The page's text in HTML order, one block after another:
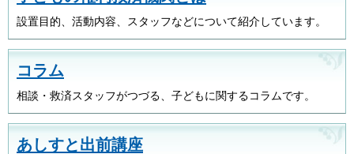
設置目的、活動内容、スタッフなどについて紹介しています。
コラム
相談・救済スタッフがつづる、子どもに関するコラムです。
あしすと出前講座